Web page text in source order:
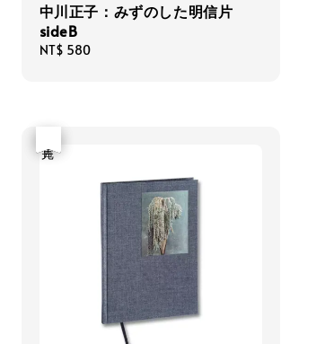
中川正子：みずのした明信片
sideB
Regular
NT$ 580